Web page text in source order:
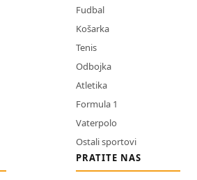
Fudbal
Košarka
Tenis
Odbojka
Atletika
Formula 1
Vaterpolo
Ostali sportovi
PRATITE NAS